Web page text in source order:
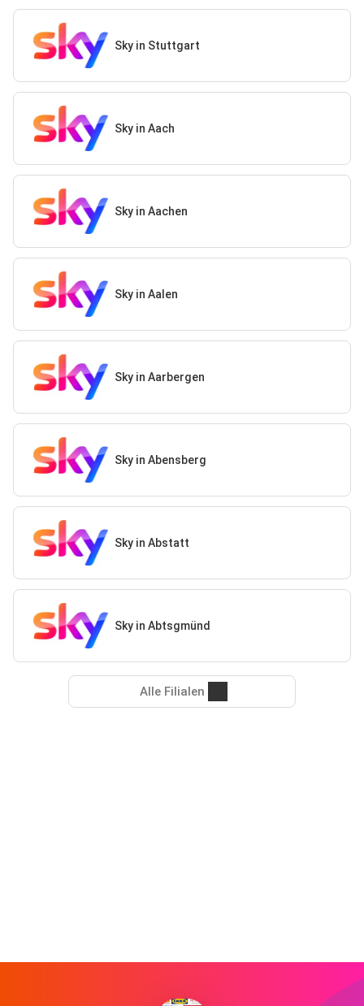
Sky in Stuttgart
Sky in Aach
Sky in Aachen
Sky in Aalen
Sky in Aarbergen
Sky in Abensberg
Sky in Abstatt
Sky in Abtsgmünd
Alle Filialen